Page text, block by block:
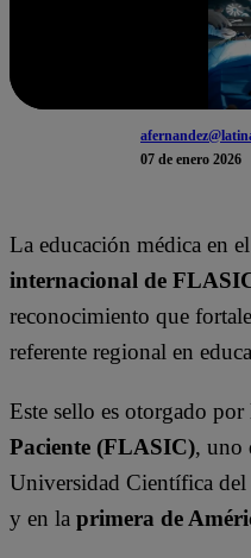
07 de enero 2026
La educación médica en
internacional de
reconocimiento que
referente regional en
Este sello es otorgado por
Paciente (FLASIC), uno
Universidad Científica del
y en la primera de